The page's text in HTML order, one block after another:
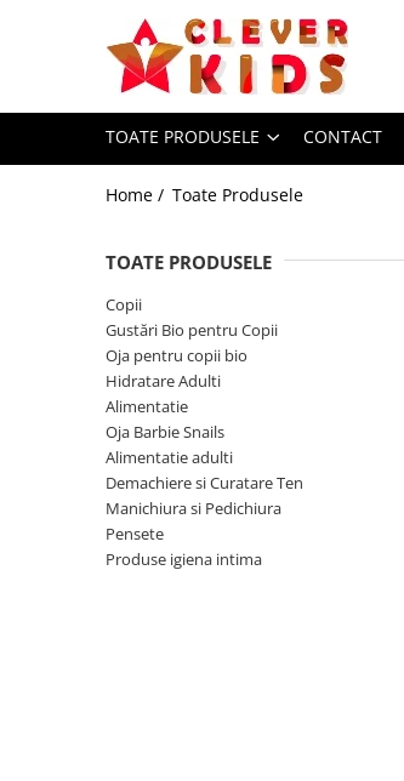
Toate Produsele
Alimentatie
Termosuri pentru alimente
Sticla Aluminiu
Recipient tritan
Termosuri și recipiente
termoizolante
Mama și copilul
Ingrijire personala
Servetele umede
Servetele Umede Copii
Gustări Bio pentru Copii
TOATE PRODUSELE CONTACT
Home / Toate Produsele
TOATE PRODUSELE
Copii
Gustări Bio pentru Copii
Oja pentru copii bio
Hidratare Adulti
Alimentatie
Oja Barbie Snails
Alimentatie adulti
Demachiere si Curatare Ten
Manichiura si Pedichiura
Pensete
Produse igiena intima